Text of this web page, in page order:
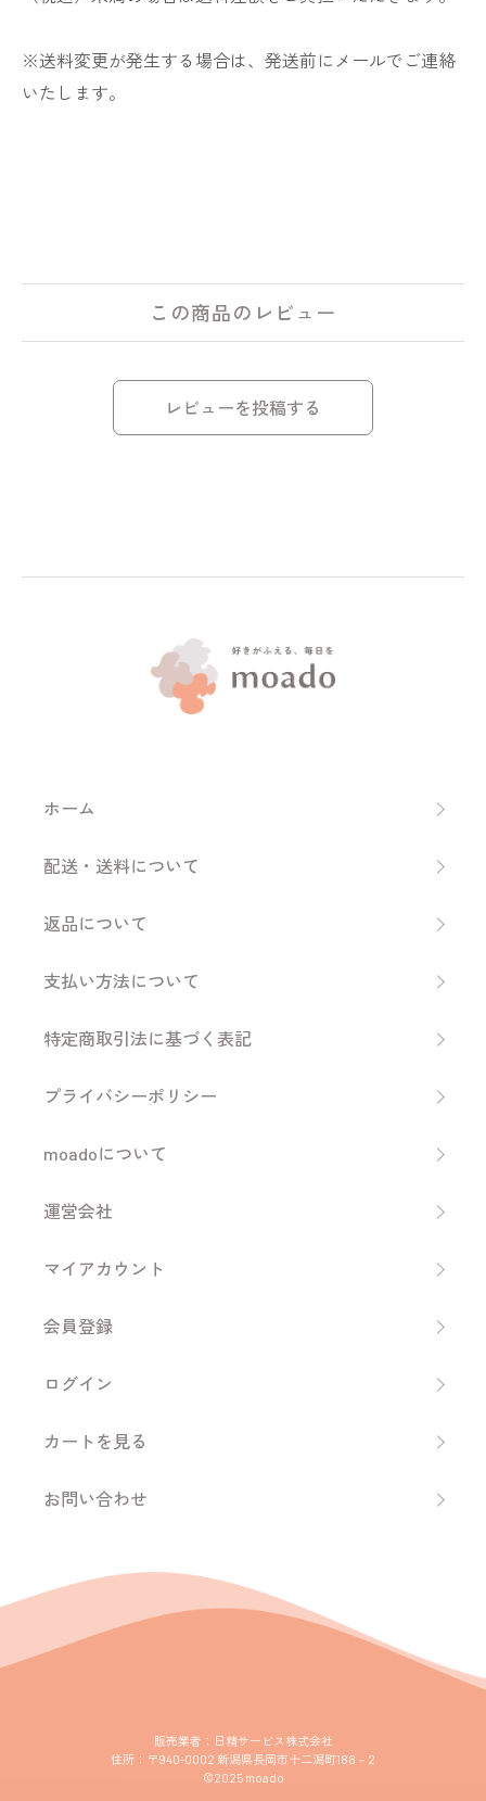
※送料変更が発生する場合は、発送前にメールでご連絡
いたします。
この商品のレビュー
レビューを投稿する
ホーム
配送・送料について
返品について
支払い方法について
特定商取引法に基づく表記
プライバシーポリシー
moadoについて
運営会社
マイアカウント
会員登録
ログイン
カートを見る
お問い合わせ
販売業者：日精サービス株式会社
住所：〒940-0002 新潟県長岡市十二潟町188－2
©︎2025 moado